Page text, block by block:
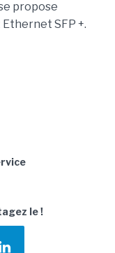
propose
SFP +.
le !